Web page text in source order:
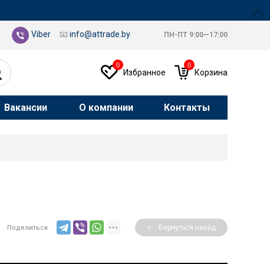
Viber 📧 info@attrade.by ПН-ПТ 9:00—17:00
0
Избранное
0
Корзина
Вакансии О компании Контакты
Поделиться < Вернуться назад